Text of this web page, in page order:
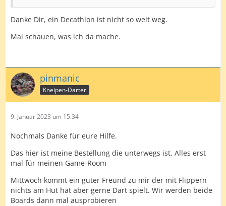
Danke Dir, ein Decathlon ist nicht so weit weg.
Mal schauen, was ich da mache.
pinmanic
Kneipen-Darter
9. Januar 2023 um 15:34
Nochmals Danke für eure Hilfe.
Das hier ist meine Bestellung die unterwegs ist. Alles erst
mal für meinen Game-Room
Mittwoch kommt ein guter Freund zu mir der mit Flippern
nichts am Hut hat aber gerne Dart spielt. Wir werden beide
Boards dann mal ausprobieren